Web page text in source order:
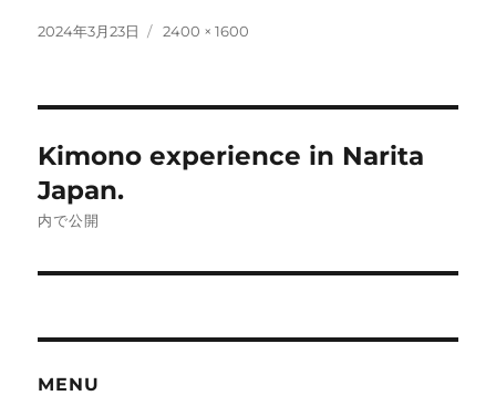
投
2024年3月23日
フ
2400 × 1600
稿
ナ
ビ
Kimono experience in Narita
Japan.
内で公開
MENU